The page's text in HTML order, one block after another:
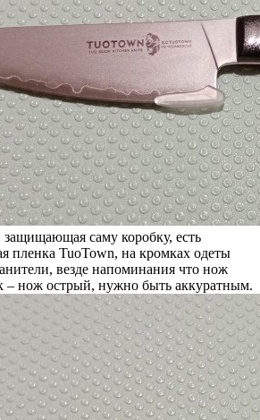
саму коробку, есть
пленка TuoTown, на кромках одеты
везде напоминания что нож
– нож острый, нужно быть аккуратным.